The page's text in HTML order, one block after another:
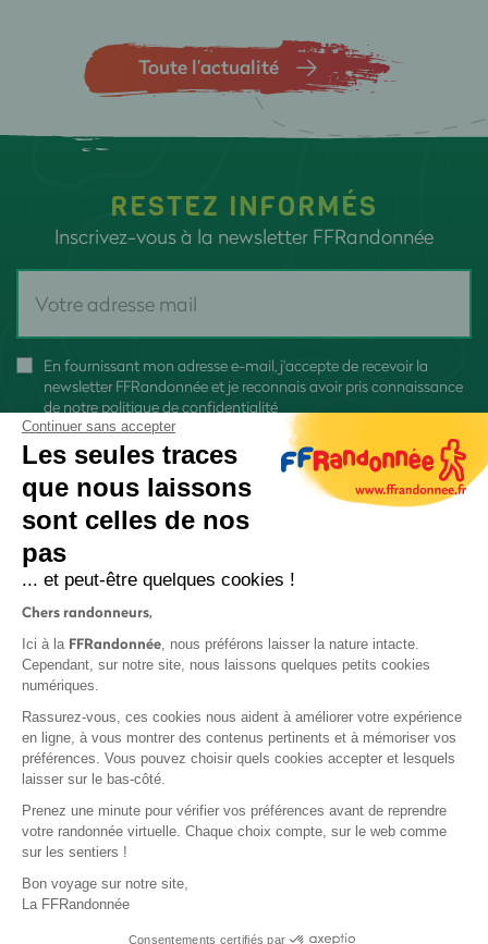
Toute l’actualité
RESTEZ INFORMÉS
Inscrivez-vous à la newsletter FFRandonnée
En fournissant mon adresse e-mail, j'accepte de recevoir la
newsletter FFRandonnée et je reconnais avoir pris connaissance
de notre politique de confidentialité
Protection des données
Politique de confidentialité
Continuer sans accepter
Les seules traces
que nous laissons
sont celles de nos
pas
... et peut-être quelques cookies !
Chers randonneurs,
Ici à la FFRandonnée, nous préférons laisser la nature intacte.
Cependant, sur notre site, nous laissons quelques petits cookies
numériques.
Rassurez-vous, ces cookies nous aident à améliorer votre expérience
en ligne, à vous montrer des contenus pertinents et à mémoriser vos
préférences. Vous pouvez choisir quels cookies accepter et lesquels
laisser sur le bas-côté.
Prenez une minute pour vérifier vos préférences avant de reprendre
votre randonnée virtuelle. Chaque choix compte, sur le web comme
sur les sentiers !
Bon voyage sur notre site,
La FFRandonnée
Consentements certifiés par